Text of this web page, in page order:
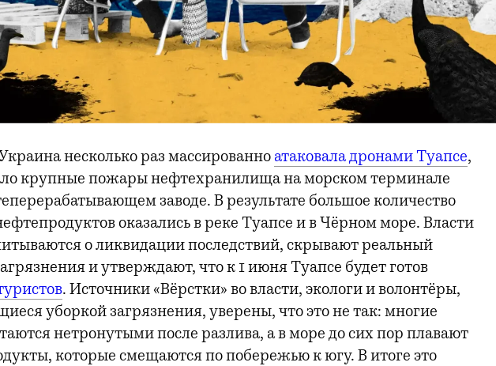
несколько раз массированно атаковала дронами Туапсе,
крупные пожары нефтехранилища на морском терминале
заводе. В результате большое количество
оказались в реке Туапсе и в Чёрном море. Власти
о ликвидации последствий, скрывают реальный
и утверждают, что к 1 июня Туапсе будет готов
. Источники «Вёрстки» во власти, экологи и волонтёры,
уборкой загрязнения, уверены, что это не так: многие
нетронутыми после разлива, а в море до сих пор плавают
которые смещаются по побережью к югу. В итоге это